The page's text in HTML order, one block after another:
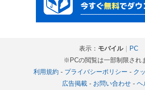
表示： モバイル｜ PC
※PCの閲覧は一部制限され
利用規約 - プライバシーポリシー - ク
広告掲載- お問い合わせ- ヘ